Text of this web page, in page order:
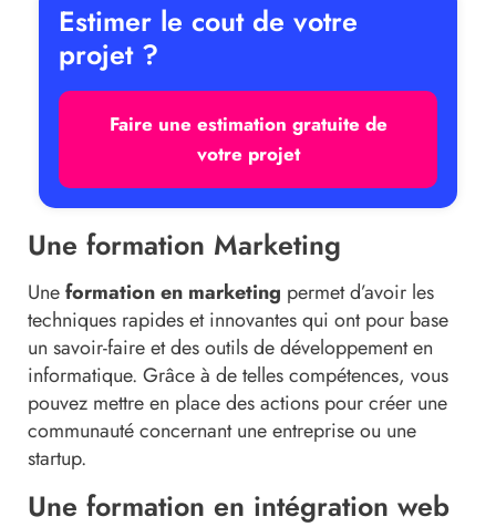
Estimer le cout de votre
projet ?
Faire une estimation gratuite de
votre projet
Une formation Marketing
Uneformation en marketing permet d’avoir les
techniques rapides et innovantes qui ont pour base
un savoir-faire et des outils de développement en
informatique. Grâce à de telles compétences, vous
pouvez mettre en place des actions pour créer une
communauté concernant une entreprise ou une
startup.
Une formation en intégration web